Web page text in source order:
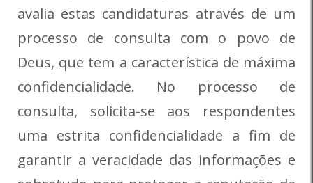
avalia estas candidaturas através de um
processo de consulta com o povo de
Deus, que tem a característica de máxima
confidencialidade. No processo de
consulta, solicita-se aos respondentes
uma estrita confidencialidade a fim de
garantir a veracidade das informações e